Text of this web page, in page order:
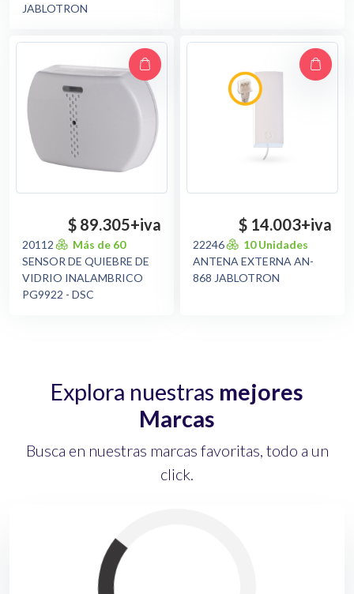
JABLOTRON
$ 89.305+iva
20112
Más de 60
SENSOR DE QUIEBRE DE
VIDRIO INALAMBRICO
PG9922 - DSC
$ 14.003+iva
22246
10 Unidades
ANTENA EXTERNA AN-
868 JABLOTRON
Explora nuestras mejores
Marcas
Busca en nuestras marcas favoritas, todo a un
click.